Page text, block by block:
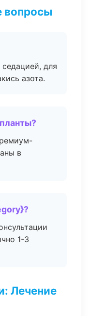
вопросы
для
азота.
в
1-3
Лечение